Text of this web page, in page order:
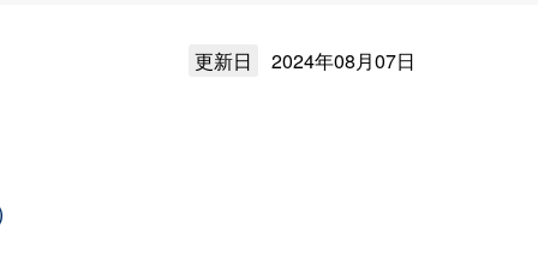
更新日 2024年08月07日